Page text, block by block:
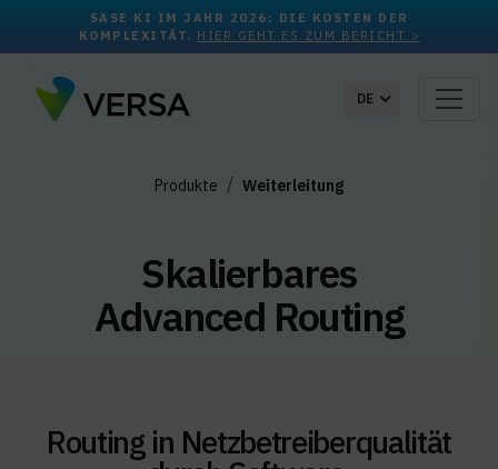
SASE KI IM JAHR 2026: DIE KOSTEN DER
KOMPLEXITÄT. HIER GEHT ES ZUM BERICHT >
DE
Produkte Weiterleitung
Skalierbares
Advanced Routing
Routing in Netzbetreiberqualität